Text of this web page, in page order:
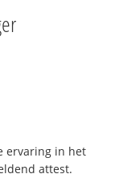
ervaring in het
attest.